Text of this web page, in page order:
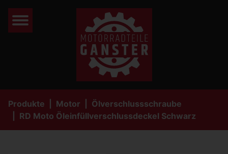
Produkte Motor
Ölverschlussschraube
RD Moto Öleinfüllverschlussdeckel Schwarz